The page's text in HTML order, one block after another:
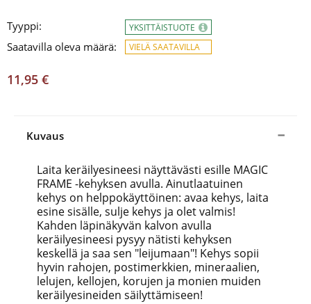
Tyyppi:
Saatavilla oleva määrä:
YKSITTÄISTUOTE
VIELÄ SAATAVILLA
11,95 €
Kuvaus
Laita keräilyesineesi näyttävästi esille MAGIC
FRAME -kehyksen avulla. Ainutlaatuinen
kehys on helppokäyttöinen: avaa kehys, laita
esine sisälle, sulje kehys ja olet valmis!
Kahden läpinäkyvän kalvon avulla
keräilyesineesi pysyy nätisti kehyksen
keskellä ja saa sen "leijumaan"! Kehys sopii
hyvin rahojen, postimerkkien, mineraalien,
lelujen, kellojen, korujen ja monien muiden
keräilyesineiden säilyttämiseen!